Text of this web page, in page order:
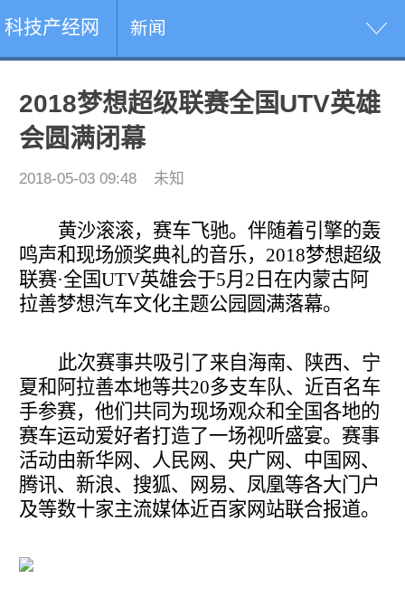
科技产经网 新闻
2018梦想超级联赛全国UTV英雄
会圆满闭幕
2018-05-03 09:48 未知
黄沙滚滚，赛车飞驰。伴随着引擎的轰
鸣声和现场颁奖典礼的音乐，2018梦想超级
联赛·全国UTV英雄会于5月2日在内蒙古阿
拉善梦想汽车文化主题公园圆满落幕。
此次赛事共吸引了来自海南、陕西、宁
夏和阿拉善本地等共20多支车队、近百名车
手参赛，他们共同为现场观众和全国各地的
赛车运动爱好者打造了一场视听盛宴。赛事
活动由新华网、人民网、央广网、中国网、
腾讯、新浪、搜狐、网易、凤凰等各大门户
及等数十家主流媒体近百家网站联合报道。